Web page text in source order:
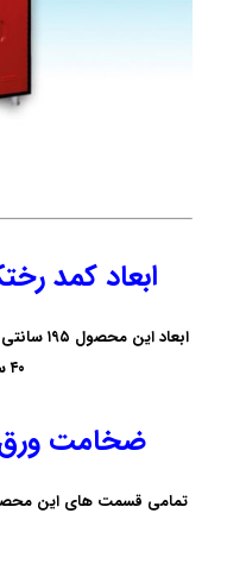
ابعاد کمد
۴۰ سانتی متر است.
ضخامت